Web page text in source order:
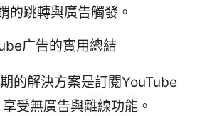
的跳轉與廣告觸發。
广告的實用總結
的解決方案是訂閱YouTube
受無廣告與離線功能。